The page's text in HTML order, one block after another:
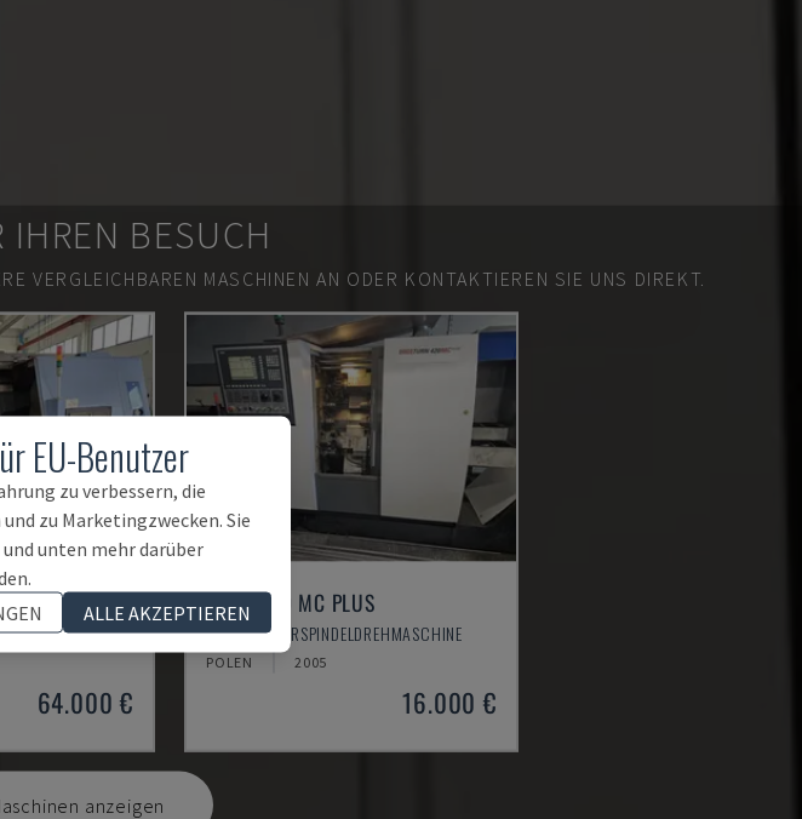
BESUCH
VERGLEICHBAREN MASCHINEN AN ODER KONTAKTIEREN SIE UNS DIREKT.
64.000 €
TURN 420 MC PLUS
EMCO - MEHRSPINDELDREHMASCHINE
POLEN 2005
16.000 €
anzeigen
EU-Benutzer
zu verbessern, die
zu Marketingzwecken. Sie
unten mehr darüber
ALLE AKZEPTIEREN